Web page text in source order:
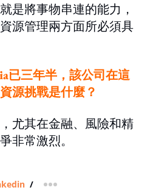
是將事物串連的能力，
源管理兩方面所必須具
已三年半，該公司在這
源挑戰是什麼？
尤其在金融、風險和精
非常激烈。
/ more sharing option